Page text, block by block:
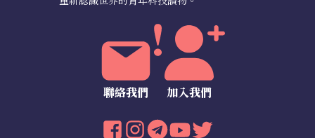
聯絡我們 加入我們